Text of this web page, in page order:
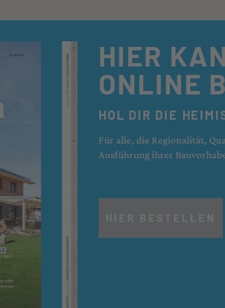
HIER
ONLINE
HOL DIR DIE
Für alle, die Regionalität,
Ausführung ihrer
HIER BESTELLEN